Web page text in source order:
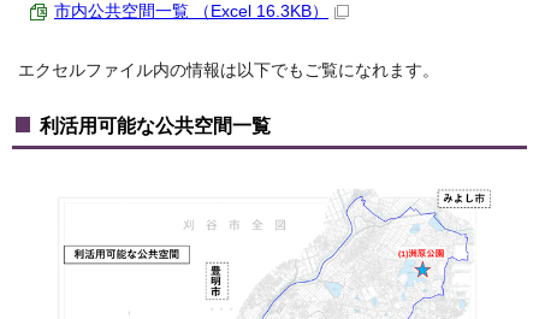
市内公共空間一覧 （Excel 16.3KB）
エクセルファイル内の情報は以下でもご覧になれます。
利活用可能な公共空間一覧